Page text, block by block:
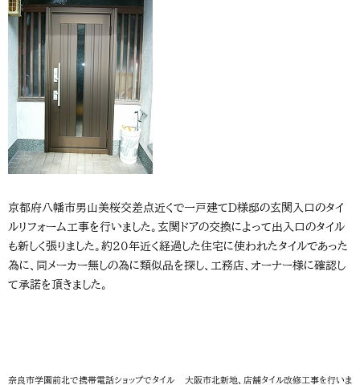
京都府八幡市男山美桜交差点近くで一戸建てＤ様邸の玄関入口のタイ
ルリフォーム工事を行いました。玄関ドアの交換によって出入口のタイル
も新しく張りました。約２０年近く経過した住宅に使われたタイルであった
為に、同メーカー無しの為に類似品を探し、工務店、オーナー様に確認し
て承諾を頂きました。
奈良市学園前北で携帯電話ショップでタイル
大阪市北新地、店舗タイル改修工事を行いま